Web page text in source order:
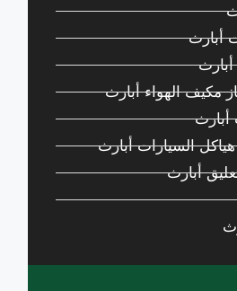
أبارث
مكيف الهواء أبارث
أبارث
السيارات أبارث
أبارث